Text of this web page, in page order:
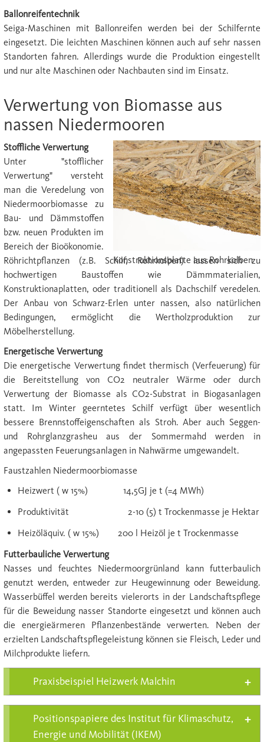
Ballonreifentechnik
Seiga-Maschinen mit Ballonreifen werden bei der Schilfernte
eingesetzt. Die leichten Maschinen können auch auf sehr nassen
Standorten fahren. Allerdings wurde die Produktion eingestellt
und nur alte Maschinen oder Nachbauten sind im Einsatz.
Verwertung von Biomasse aus
nassen Niedermooren
Konstruktionsplatte aus Rohrkolben
Stoffliche Verwertung
Unter "stofflicher
Verwertung" versteht
man die Veredelung von
Niedermoorbiomasse zu
Bau- und Dämmstoffen
bzw. neuen Produkten im
Bereich der Bioökonomie.
Röhrichtpflanzen (z.B. Schilf, Rohrkolben) lassen sich zu
hochwertigen Baustoffen wie Dämmmaterialien,
Konstruktionaplatten, oder traditionell als Dachschilf veredelen.
Der Anbau von Schwarz-Erlen unter nassen, also natürlichen
Bedingungen, ermöglicht die Wertholzproduktion zur
Möbelherstellung.
Energetische Verwertung
Die energetische Verwertung findet thermisch (Verfeuerung) für
die Bereitstellung von CO2 neutraler Wärme oder durch
Verwertung der Biomasse als CO2-Substrat in Biogasanlagen
statt. Im Winter geerntetes Schilf verfügt über wesentlich
bessere Brennstoffeigenschaften als Stroh. Aber auch Seggen-
und Rohrglanzgrasheu aus der Sommermahd werden in
angepassten Feuerungsanlagen in Nahwärme umgewandelt.
Faustzahlen Niedermoorbiomasse
Heizwert ( w 15%) 14,5GJ je t (=4 MWh)
Produktivität 2-10 (5) t Trockenmasse je Hektar
Heizöläquiv. ( w 15%) 200 l Heizöl je t Trockenmasse
Futterbauliche Verwertung
Nasses und feuchtes Niedermoorgrünland kann futterbaulich
genutzt werden, entweder zur Heugewinnung oder Beweidung.
Wasserbüffel werden bereits vielerorts in der Landschaftspflege
für die Beweidung nasser Standorte eingesetzt und können auch
die energieärmeren Pflanzenbestände verwerten. Neben der
erzielten Landschaftspflegeleistung können sie Fleisch, Leder und
Milchprodukte liefern.
Praxisbeispiel Heizwerk Malchin
Positionspapiere des Institut für Klimaschutz,
Energie und Mobilität (IKEM)